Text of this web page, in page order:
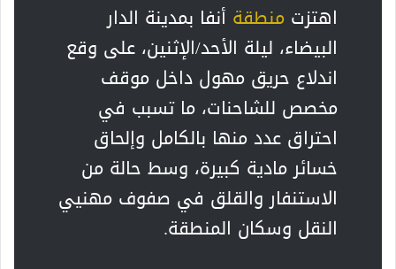
اهتزت منطقة أنفا بمدينة الدار
البيضاء، ليلة الأحد/الإثنين، على وقع
اندلاع حريق مهول داخل موقف
مخصص للشاحنات، ما تسبب في
احتراق عدد منها بالكامل وإلحاق
خسائر مادية كبيرة، وسط حالة من
الاستنفار والقلق في صفوف مهنيي
النقل وسكان المنطقة.